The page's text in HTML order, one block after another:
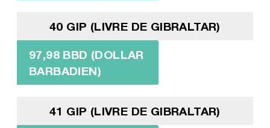
40 GIP (LIVRE DE GIBRALTAR)
97,98 BBD (DOLLAR
BARBADIEN)
41 GIP (LIVRE DE GIBRALTAR)